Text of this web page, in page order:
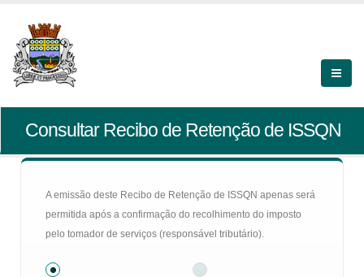
Consultar Recibo de Retenção de ISSQN
A emissão deste Recibo de Retenção de ISSQN apenas será
permitida após a confirmação do recolhimento do imposto
pelo tomador de serviços (responsável tributário).